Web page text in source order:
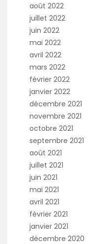
août 2022
juillet 2022
juin 2022
mai 2022
avril 2022
mars 2022
février 2022
janvier 2022
décembre 2021
novembre 2021
octobre 2021
septembre 2021
août 2021
juillet 2021
juin 2021
mai 2021
avril 2021
février 2021
janvier 2021
décembre 2020